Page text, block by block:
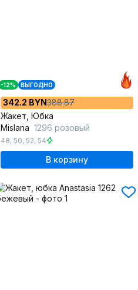
-12% ВЫГОДНО
342.2 BYN388.87
Жакет, Юбка
Mislana 1296 розовый
48, 50, 52, 54
В корзину